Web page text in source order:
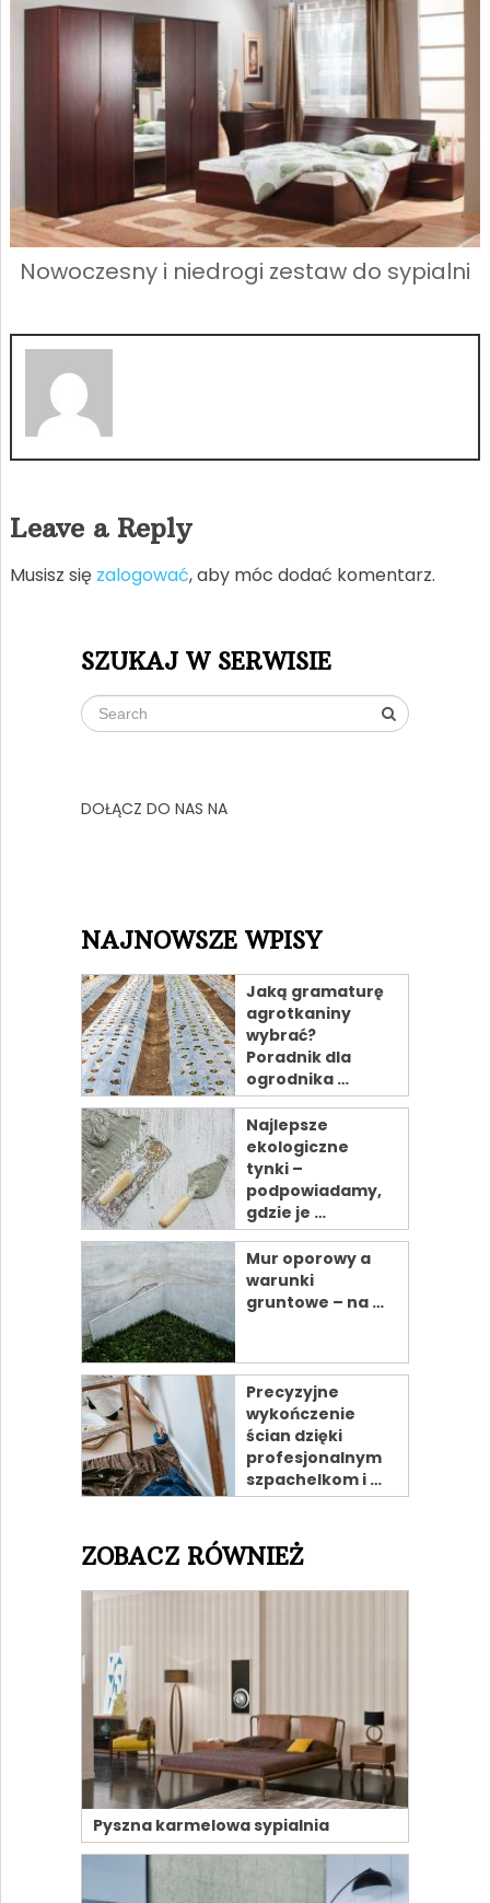
Nowoczesny i niedrogi zestaw do sypialni
Leave a Reply
Musisz się zalogować, aby móc dodać komentarz.
SZUKAJ W SERWISIE
DOŁĄCZ DO NAS NA
NAJNOWSZE WPISY
Jaką gramaturę
agrotkaniny
wybrać?
Poradnik dla
ogrodnika …
Najlepsze
ekologiczne
tynki –
podpowiadamy,
gdzie je …
Mur oporowy a
warunki
gruntowe – na …
Precyzyjne
wykończenie
ścian dzięki
profesjonalnym
szpachelkom i …
ZOBACZ RÓWNIEŻ
Pyszna karmelowa sypialnia